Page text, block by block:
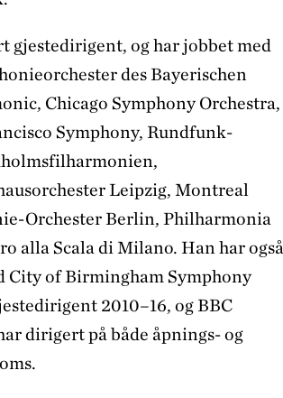
gjestedirigent, og har jobbet med
des Bayerischen
Chicago Symphony Orchestra,
Symphony, Rundfunk-
Leipzig, Montreal
Orchester Berlin, Philharmonia
alla Scala di Milano. Han har
City of Birmingham Symphony
2010–16, og BBC
dirigert på både åpnings- og